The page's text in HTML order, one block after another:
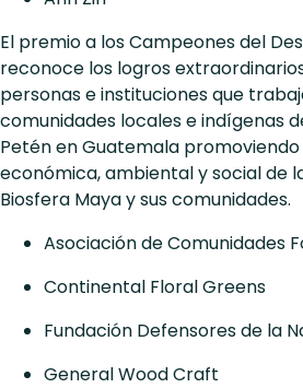
El premio a los Campeones del
reconoce los logros
personas e instituciones que
comunidades locales e indígenas
Petén en Guatemala promoviendo
económica, ambiental y social de
Biosfera Maya y sus comunidades.
Asociación de Comunidades
Continental Floral Greens
Fundación Defensores de la
General Wood Craft